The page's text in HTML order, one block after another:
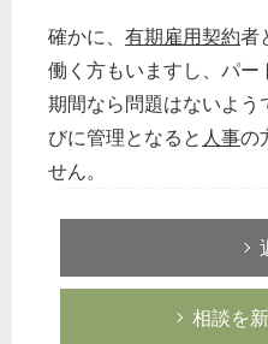
確かに、 有期雇用契約者
働く方もいますし、パ
期間なら問題はないよう
びに管理となると 人事の
せん。
相談を